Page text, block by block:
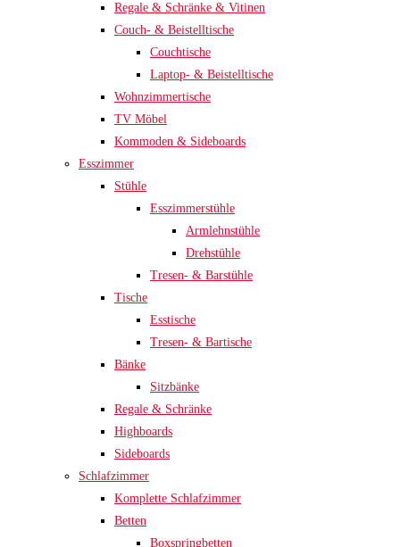
Regale & Schränke & Vitinen
Couch- & Beistelltische
Couchtische
Laptop- & Beistelltische
Wohnzimmertische
TV Möbel
Kommoden & Sideboards
Esszimmer
Stühle
Esszimmerstühle
Armlehnstühle
Drehstühle
Tresen- & Barstühle
Tische
Esstische
Tresen- & Bartische
Bänke
Sitzbänke
Regale & Schränke
Highboards
Sideboards
Schlafzimmer
Komplette Schlafzimmer
Betten
Boxspringbetten